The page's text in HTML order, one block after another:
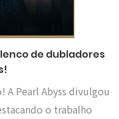
de dubladores
Pearl Abyss divulgou
o trabalho